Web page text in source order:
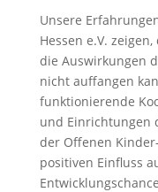
Unsere
Hessen e.V.
die Auswirkungen
nicht auffangen
funktionierende
und Einrichtungen
der Offenen
positiven Einfluss